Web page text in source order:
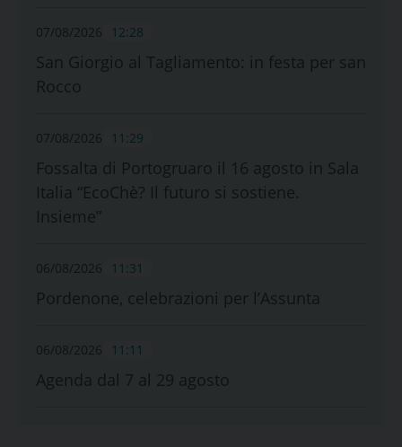
07/08/2026 12:28
San Giorgio al Tagliamento: in festa per san
Rocco
07/08/2026 11:29
Fossalta di Portogruaro il 16 agosto in Sala
Italia “EcoChè? Il futuro si sostiene.
Insieme”
06/08/2026 11:31
Pordenone, celebrazioni per l’Assunta
06/08/2026 11:11
Agenda dal 7 al 29 agosto